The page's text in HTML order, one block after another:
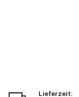
Lieferzeit: